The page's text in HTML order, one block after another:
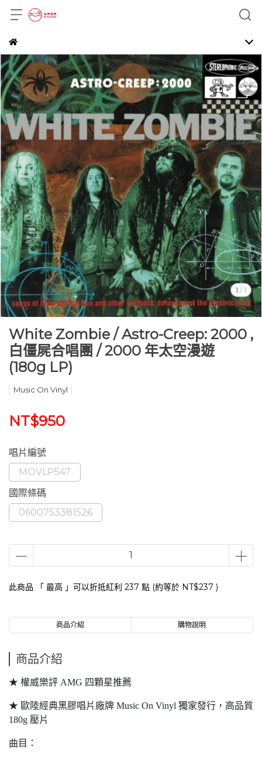
1 /1
White Zombie / Astro-Creep: 2000 ,
白僵屍合唱團 / 2000 年太空漫遊
(180g LP)
Music On Vinyl
NT$950
唱片編號
MOVLP547
國際條碼
0600753381526
此商品 「 最高 」可以折抵紅利 237 點 (約等於 NT$237 )
商品介紹 購物說明
商品介紹
★ 權威樂評 AMG 四顆星推薦
★ 歐陸經典黑膠唱片廠牌 Music On Vinyl 獨家發行，高品質
180g 壓片
曲目：